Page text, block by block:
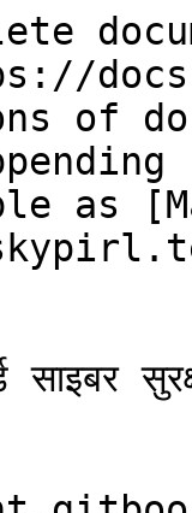
of
as